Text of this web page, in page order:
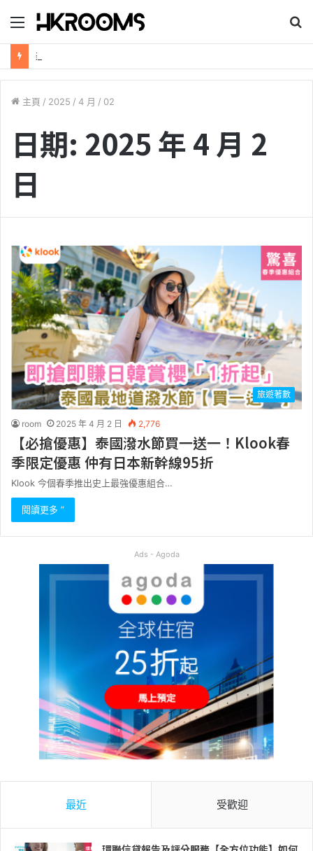
錄
尋
主頁 / 2025 / 4 月 / 02
日期: 2025 年 4 月 2
日
旅遊著數
room 2025 年 4 月 2 日 2,776
【必搶優惠】泰國潑水節買一送一！Klook春
季限定優惠 仲有日本新幹線95折
Klook 今個春季推出史上最強優惠組合…
閱讀更多 ”
Ads - Agoda
最近 受歡迎